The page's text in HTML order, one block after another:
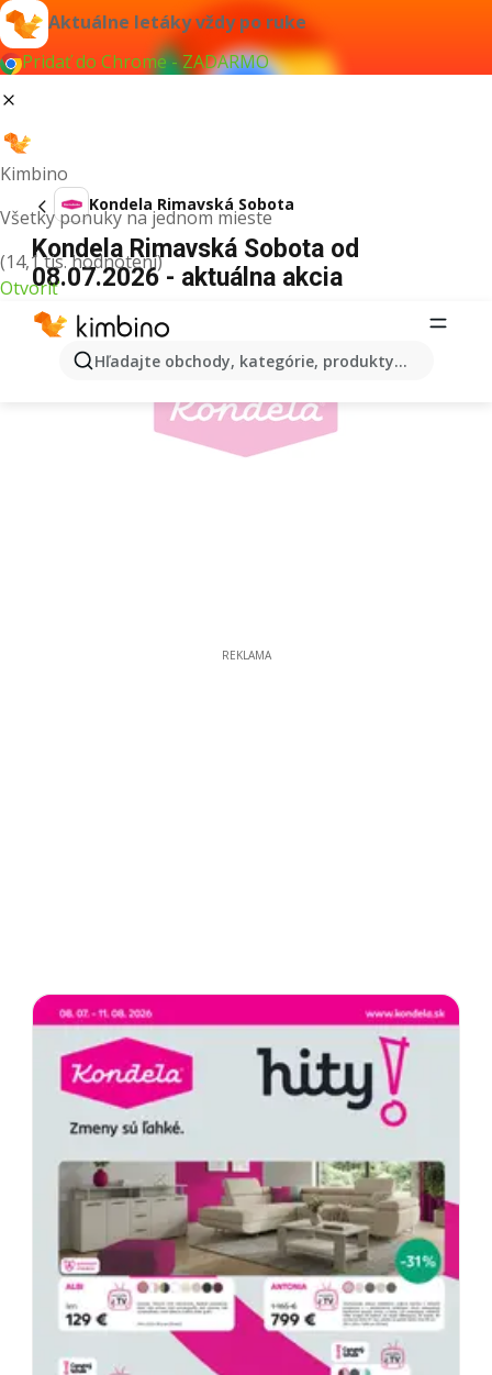
Aktuálne letáky vždy po ruke
Pridať do Chrome - ZADARMO
Kimbino
Všetky ponuky na jednom mieste
(14,1 tis. hodnotení)
Otvoriť
Hľadajte obchody, kategórie, produkty...
Kondela Rimavská Sobota
Kondela Rimavská Sobota od
08.07.2026 - aktuálna akcia
REKLAMA